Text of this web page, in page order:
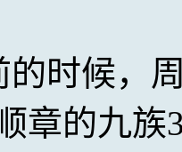
的时候，
章的九